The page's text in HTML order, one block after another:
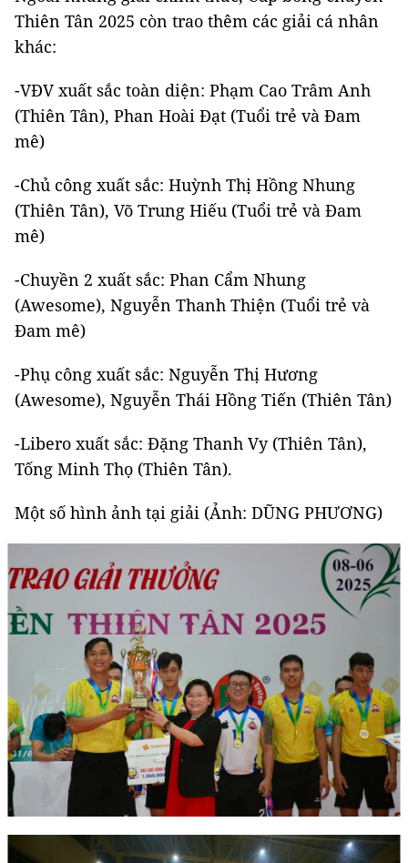
Thiên Tân 2025 còn trao thêm các giải cá nhân
khác:
-VĐV xuất sắc toàn diện: Phạm Cao Trâm Anh
(Thiên Tân), Phan Hoài Đạt (Tuổi trẻ và Đam
mê)
-Chủ công xuất sắc: Huỳnh Thị Hồng Nhung
(Thiên Tân), Võ Trung Hiếu (Tuổi trẻ và Đam
mê)
-Chuyền 2 xuất sắc: Phan Cẩm Nhung
(Awesome), Nguyễn Thanh Thiện (Tuổi trẻ và
Đam mê)
-Phụ công xuất sắc: Nguyễn Thị Hương
(Awesome), Nguyễn Thái Hồng Tiến (Thiên Tân)
-Libero xuất sắc: Đặng Thanh Vy (Thiên Tân),
Tống Minh Thọ (Thiên Tân).
Một số hình ảnh tại giải (Ảnh: DŨNG PHƯƠNG)